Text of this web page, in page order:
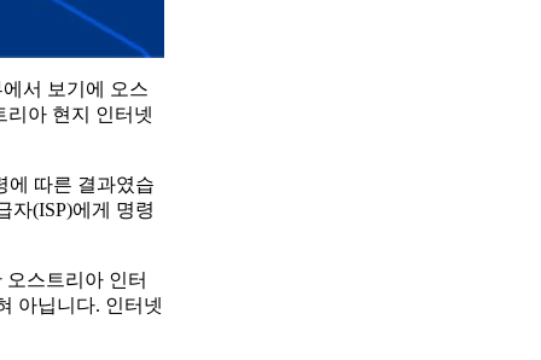
서 보기에 오스
리아 현지 인터넷
에 따른 결과였습
자(ISP)에게 명령
스트리아 인터
아닙니다. 인터넷